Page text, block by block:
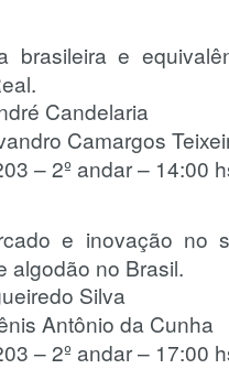
brasileira e
Candelaria
Camargos
– 2º andar – 14:00
e inovação no
algodão no Brasil.
Silva
Antônio da Cunha
– 2º andar – 17:00